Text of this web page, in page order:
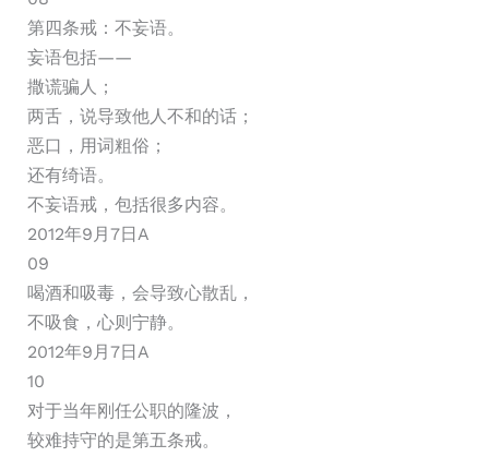
第四条戒：不妄语。
妄语包括——
撒谎骗人；
两舌，说导致他人不和的话；
恶口，用词粗俗；
还有绮语。
不妄语戒，包括很多内容。
2012年9月7日A
09
喝酒和吸毒，会导致心散乱，
不吸食，心则宁静。
2012年9月7日A
10
对于当年刚任公职的隆波，
较难持守的是第五条戒。